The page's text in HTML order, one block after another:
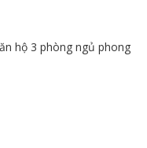
hộ 3 phòng ngủ phong